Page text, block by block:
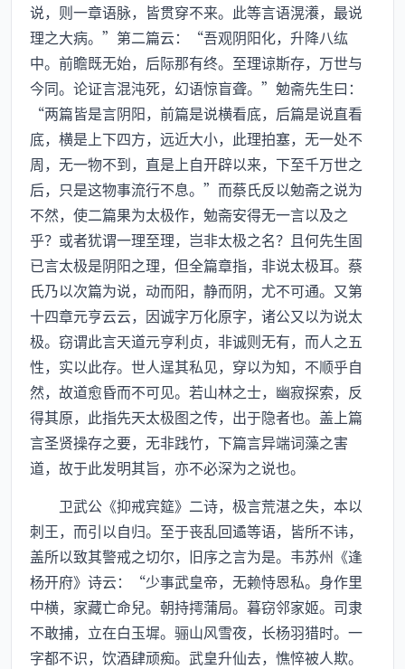
说，则一章语脉，皆贯穿不来。此等言语滉瀁，最说
理之大病。”第二篇云：“吾观阴阳化，升降八纮
中。前瞻既无始，后际那有终。至理谅斯存，万世与
今同。论证言混沌死，幻语惊盲聋。”勉斋先生曰：
“两篇皆是言阴阳，前篇是说横看底，后篇是说直看
底，横是上下四方，远近大小，此理拍塞，无一处不
周，无一物不到，直是上自开辟以来，下至千万世之
后，只是这物事流行不息。”而蔡氏反以勉斋之说为
不然，使二篇果为太极作，勉斋安得无一言以及之
乎？或者犹谓一理至理，岂非太极之名？且何先生固
已言太极是阴阳之理，但全篇章指，非说太极耳。蔡
氏乃以次篇为说，动而阳，静而阴，尤不可通。又第
十四章元亨云云，因诚字万化原字，诸公又以为说太
极。窃谓此言天道元亨利贞，非诚则无有，而人之五
性，实以此存。世人逞其私见，穿以为知，不顺乎自
然，故道愈昏而不可见。若山林之士，幽寂探索，反
得其原，此指先天太极图之传，出于隐者也。盖上篇
言圣贤操存之要，无非践竹，下篇言异端词藻之害
道，故于此发明其旨，亦不必深为之说也。
卫武公《抑戒宾筵》二诗，极言荒湛之失，本以
刺王，而引以自归。至于丧乱回遹等语，皆所不讳，
盖所以致其警戒之切尔，旧序之言为是。韦苏州《逢
杨开府》诗云：“少事武皇帝，无赖恃恩私。身作里
中横，家藏亡命兒。朝持摴蒲局。暮窃邻家姬。司隶
不敢捕，立在白玉墀。骊山风雪夜，长杨羽猎时。一
字都不识，饮酒肆顽痴。武皇升仙去，憔悴被人欺。